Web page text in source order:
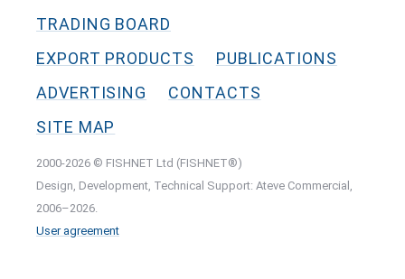
TRADING BOARD
EXPORT PRODUCTS
PUBLICATIONS
ADVERTISING
CONTACTS
SITE MAP
2000-2026 © FISHNET Ltd (FISHNET®)
Design, Development, Technical Support: Ateve Commercial,
2006–2026.
User agreement